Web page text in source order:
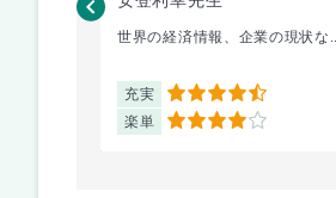
世界の経済情報、企業の現状な...
充実 4.5
楽単 4